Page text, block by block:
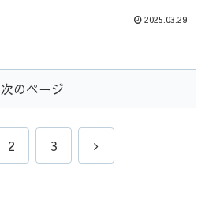
2025.03.29
次のページ
2 3
次